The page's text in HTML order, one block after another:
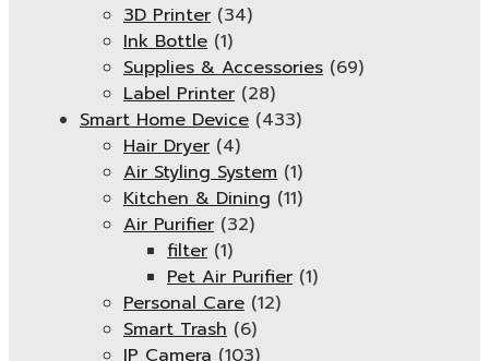
3D Printer (34)
Ink Bottle (1)
Supplies & Accessories (69)
Label Printer (28)
Smart Home Device (433)
Hair Dryer (4)
Air Styling System (1)
Kitchen & Dining (11)
Air Purifier (32)
filter (1)
Pet Air Purifier (1)
Personal Care (12)
Smart Trash (6)
IP Camera (103)